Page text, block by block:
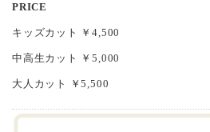
PRICE
キッズカット ￥4,500
中高生カット ￥5,000
大人カット ￥5,500